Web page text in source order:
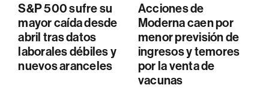
S&P 500 sufre su
mayor caída desde
abril tras datos
laborales débiles y
nuevos aranceles
Acciones de
Moderna caen por
menor previsión de
ingresos y temores
por la venta de
vacunas